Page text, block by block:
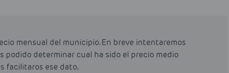
mensual del municipio. En breve intentaremos
podido determinar cual ha sido el precio medio
facilitaros ese dato.